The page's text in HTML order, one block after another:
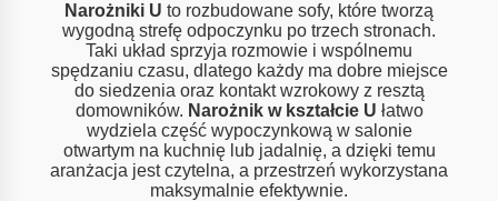
Narożniki U to rozbudowane sofy, które tworzą
wygodną strefę odpoczynku po trzech stronach.
Taki układ sprzyja rozmowie i wspólnemu
spędzaniu czasu, dlatego każdy ma dobre miejsce
do siedzenia oraz kontakt wzrokowy z resztą
domowników. Narożnik w kształcie U łatwo
wydziela część wypoczynkową w salonie
otwartym na kuchnię lub jadalnię, a dzięki temu
aranżacja jest czytelna, a przestrzeń wykorzystana
maksymalnie efektywnie.